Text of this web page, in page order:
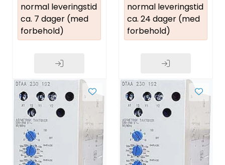
normal leveringstid
ca. 7 dager (med
forbehold)
normal leveringstid
ca. 24 dager (med
forbehold)